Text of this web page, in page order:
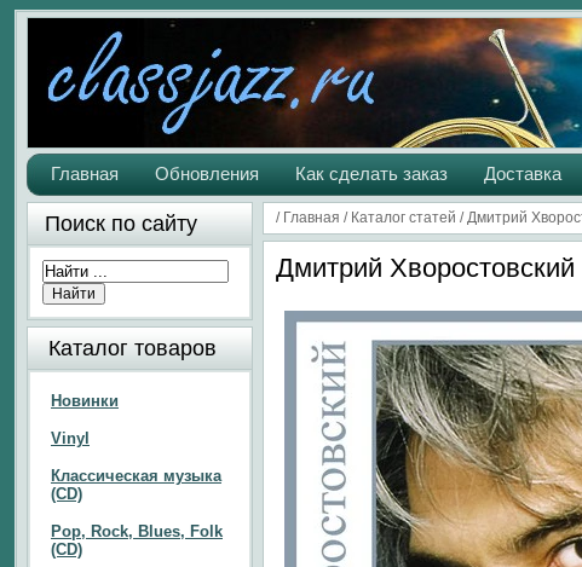
Главная Обновления Как сделать заказ Доставка
/ Главная / Каталог статей /Дмитрий
Дмитрий
Поиск по сайту
Каталог товаров
Новинки
Vinyl
Классическая музыка
(CD)
Pop, Rock, Blues, Folk
(CD)